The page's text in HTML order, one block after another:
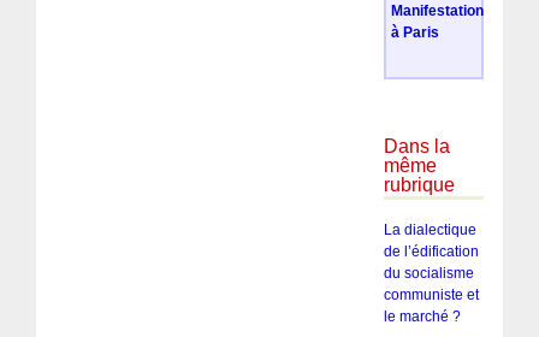
Manifestation
à Paris
Dans la
même
rubrique
La dialectique
de l’édification
du socialisme
communiste et
le marché ?